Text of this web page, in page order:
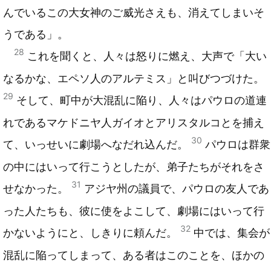
んでいるこの大女神のご威光さえも、消えてしまいそ
うである」。
28 これを聞くと、人々は怒りに燃え、大声で「大い
なるかな、エペソ人のアルテミス」と叫びつづけた。
29 そして、町中が大混乱に陥り、人々はパウロの道連
れであるマケドニヤ人ガイオとアリスタルコとを捕え
て、いっせいに劇場へなだれ込んだ。
30 パウロは群衆
の中にはいって行こうとしたが、弟子たちがそれをさ
せなかった。
31 アジヤ州の議員で、パウロの友人であ
った人たちも、彼に使をよこして、劇場にはいって行
かないようにと、しきりに頼んだ。
32 中では、集会が
混乱に陥ってしまって、ある者はこのことを、ほかの